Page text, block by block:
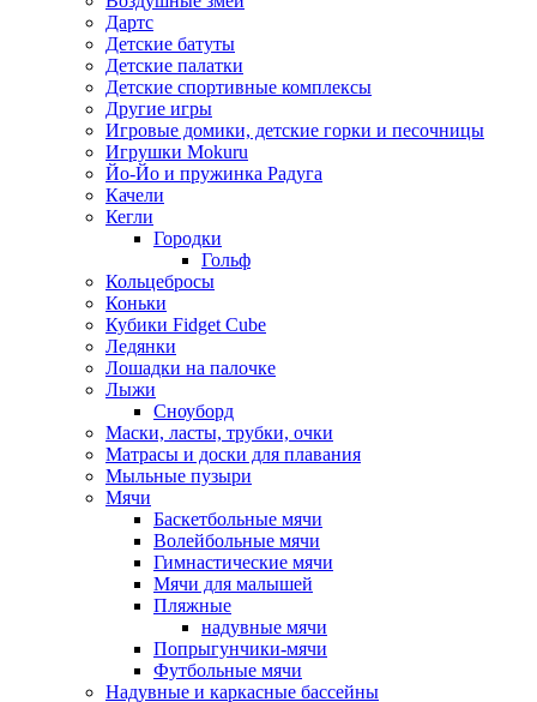
Дартс
Детские батуты
Детские палатки
Детские спортивные комплексы
Другие игры
Игровые домики, детские горки и песочницы
Игрушки Mokuru
Йо-Йо и пружинка Радуга
Качели
Кегли
Городки
Гольф
Кольцебросы
Коньки
Кубики Fidget Cube
Ледянки
Лошадки на палочке
Лыжи
Сноуборд
Маски, ласты, трубки, очки
Матрасы и доски для плавания
Мыльные пузыри
Мячи
Баскетбольные мячи
Волейбольные мячи
Гимнастические мячи
Мячи для малышей
Пляжные
надувные мячи
Попрыгунчики-мячи
Футбольные мячи
Надувные и каркасные бассейны